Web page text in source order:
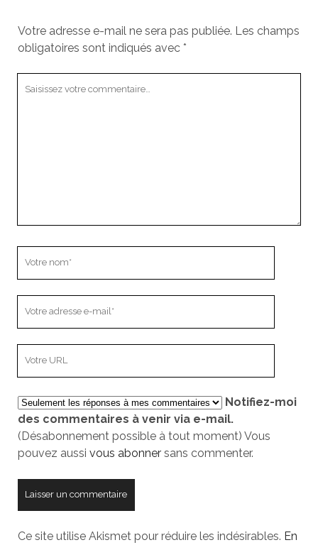
Votre adresse e-mail ne sera pas publiée. Les champs
obligatoires sont indiqués avec *
mail
votre
site
Notifiez-moi
des commentaires à venir via e-mail.
(Désabonnement possible à tout moment) Vous
pouvez aussi vous abonnersans commenter.
Ce site utilise Akismet pour réduire les indésirables. En